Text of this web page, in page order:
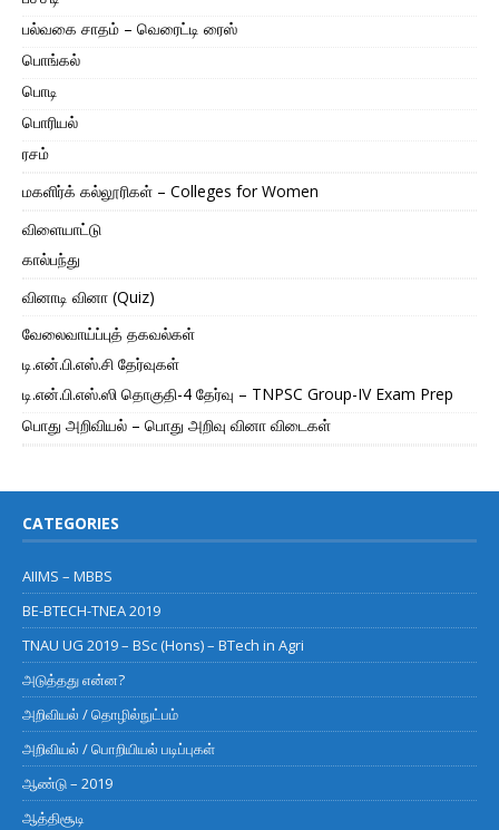
பல்வகை சாதம் – வெரைட்டி ரைஸ்
பொங்கல்
பொடி
பொரியல்
ரசம்
மகளிர்க் கல்லூரிகள் – Colleges for Women
விளையாட்டு
கால்பந்து
வினாடி வினா (Quiz)
வேலைவாய்ப்புத் தகவல்கள்
டி.என்.பி.எஸ்.சி தேர்வுகள்
டி.என்.பி.எஸ்.ஸி தொகுதி-4 தேர்வு – TNPSC Group-IV Exam Prep
பொது அறிவியல் – பொது அறிவு வினா விடைகள்
CATEGORIES
AIIMS – MBBS
BE-BTECH-TNEA 2019
TNAU UG 2019 – BSc (Hons) – BTech in Agri
அடுத்தது என்ன?
அறிவியல் / தொழில்நுட்பம்
அறிவியல் / பொறியியல் படிப்புகள்
ஆண்டு – 2019
ஆத்திசூடி